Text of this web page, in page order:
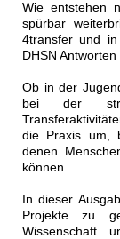
Wie entstehen
spürbar
4transfer und
DHSN
Ob in der
bei der
die Praxis um,
denen
können.
In dieser
Projekte zu
Wissenschaft